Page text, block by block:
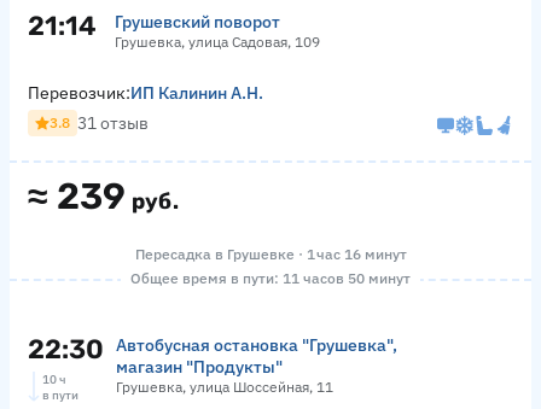
21:14 Грушевский поворот
Грушевка, улица Садовая, 109
≈ 239 руб.
Перевозчик:ИП Калинин А.Н.
3.8 31 отзыв
Пересадка в Грушевке · 1 час 16 минут
Общее время в пути: 11 часов 50 минут
22:30
Автобусная остановка "Грушевка",
магазин "Продукты"
Грушевка, улица Шоссейная, 11
10 ч
в пути